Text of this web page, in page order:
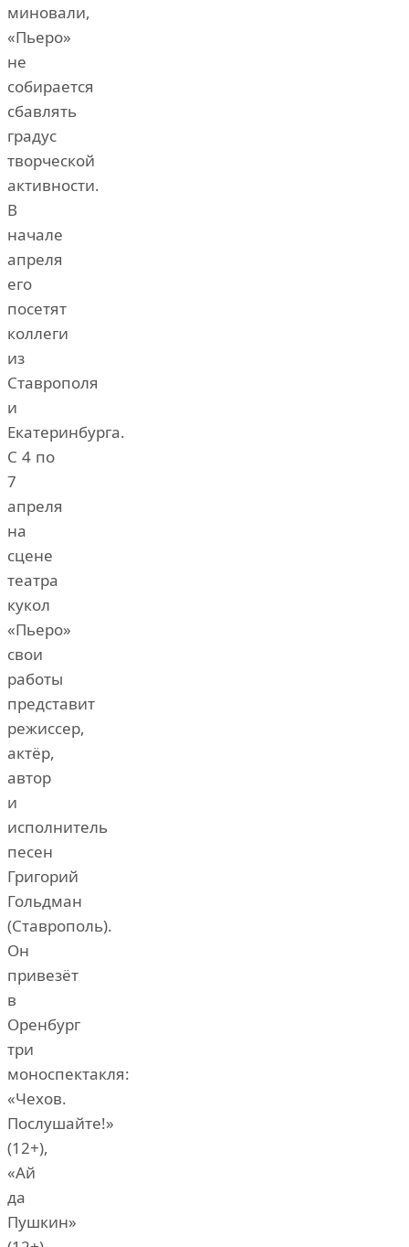
миновали,
«Пьеро»
не
собирается
сбавлять
градус
творческой
активности.
В
начале
апреля
его
посетят
коллеги
из
Ставрополя
и
Екатеринбурга.
С 4 по
7
апреля
на
сцене
театра
кукол
«Пьеро»
свои
работы
представит
режиссер,
актёр,
автор
и
исполнитель
песен
Григорий
Гольдман
(Ставрополь).
Он
привезёт
в
Оренбург
три
моноспектакля:
«Чехов.
Послушайте!»
(12+),
«Ай
да
Пушкин»